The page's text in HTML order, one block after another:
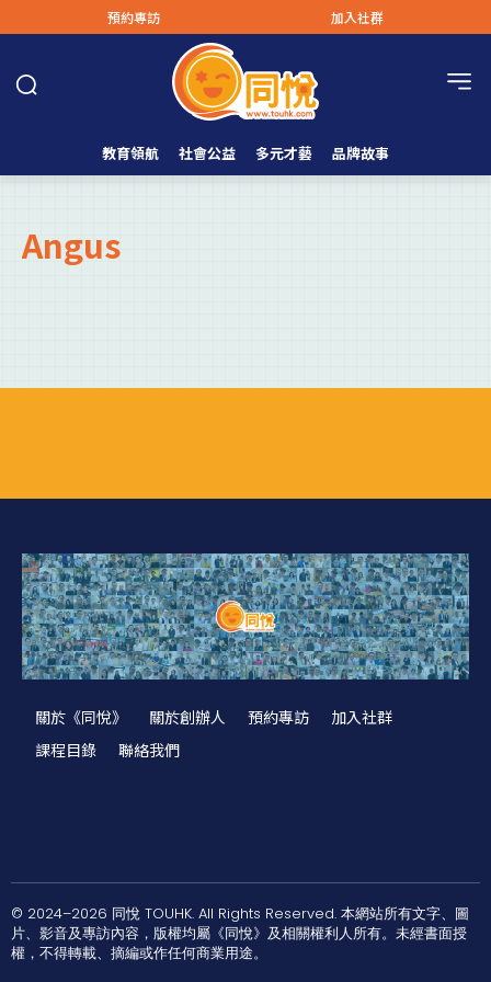
預約專訪 加入社群
教育領航 社會公益 多元才藝 品牌故事
Angus
關於《同悅》 關於創辦人 預約專訪
加入社群
課程目錄
聯絡我們
© 2024–2026 同悅 TOUHK. All Rights Reserved. 本網站所有文字、圖
片、影音及專訪內容，版權均屬《同悅》及相關權利人所有。未經書面授
權，不得轉載、摘編或作任何商業用途。